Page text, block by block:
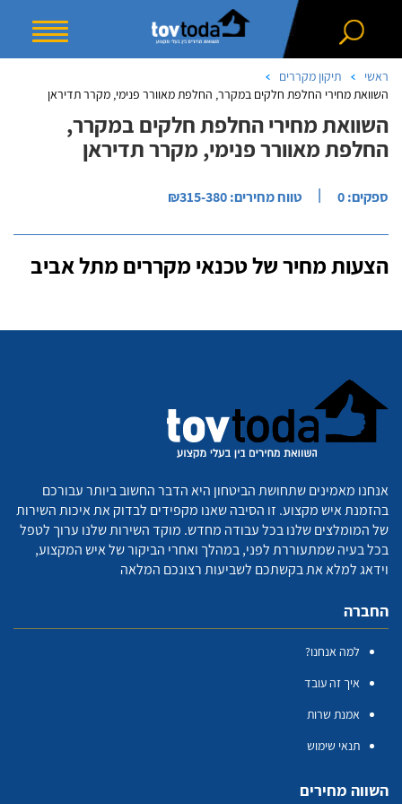
ראשי
תיקון מקררים
השוואת מחירי החלפת חלקים במקרר, החלפת מאוורר פנימי, מקרר תדיראן
השוואת מחירי החלפת חלקים במקרר,
החלפת מאוורר פנימי, מקרר תדיראן
ספקים: 0 | טווח מחירים: ₪315-380
הצעות מחיר של טכנאי מקררים מתל אביב
אנחנו מאמינים שתחושת הביטחון היא הדבר החשוב ביותר עבורכם
בהזמנת איש מקצוע. זו הסיבה שאנו מקפידים לבדוק את איכות השירות
של המומלצים שלנו בכל עבודה מחדש. מוקד השירות שלנו ערוך לטפל
בכל בעיה שמתעוררת לפני, במהלך ואחרי הביקור של איש המקצוע,
וידאג למלא את בקשתכם לשביעות רצונכם המלאה
החברה
למה אנחנו?
איך זה עובד
אמנת שרות
תנאי שימוש
השווה מחירים